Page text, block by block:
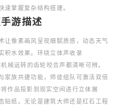
速掌握复杂结构搭建。
游描述
让像素画风呈现细腻质感，动态天气
积水效果。环绕立体声收录
械运转的齿轮咬合声都清晰可辨。
家族共建功能，师徒组队可激活双倍
作品投影到现实空间进行立体展
贴纸。无论是建筑大师还是红石工程